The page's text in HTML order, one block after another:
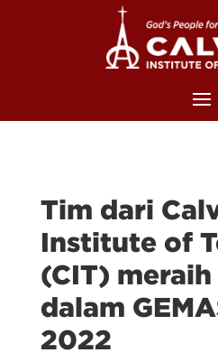
Tim dari
Institute of
(CIT) meraih
dalam
2022